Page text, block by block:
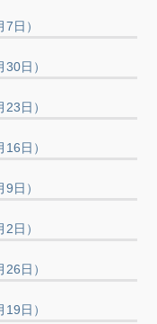
日）
日）
日）
日）
日）
日）
日）
日）